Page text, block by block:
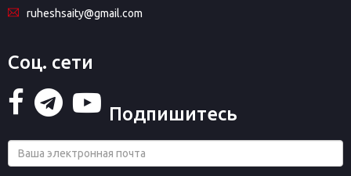
ruheshsaity@gmail.com
Соц. сети
Подпишитесь